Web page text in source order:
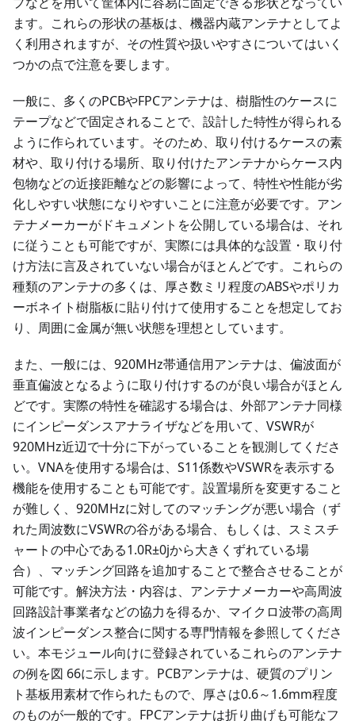
ます。これらの形状の基板は、機器内蔵アンテナとしてよ
く利用されますが、その性質や扱いやすさについてはいく
つかの点で注意を要します。
一般に、多くのPCBやFPCアンテナは、樹脂性のケースに
テープなどで固定されることで、設計した特性が得られる
ように作られています。そのため、取り付けるケースの素
材や、取り付ける場所、取り付けたアンテナからケース内
包物などの近接距離などの影響によって、特性や性能が劣
化しやすい状態になりやすいことに注意が必要です。アン
テナメーカーがドキュメントを公開している場合は、それ
に従うことも可能ですが、実際には具体的な設置・取り付
け方法に言及されていない場合がほとんどです。これらの
種類のアンテナの多くは、厚さ数ミリ程度のABSやポリカ
ーボネイト樹脂板に貼り付けて使用することを想定してお
り、周囲に金属が無い状態を理想としています。
また、一般には、920MHz帯通信用アンテナは、偏波面が
垂直偏波となるように取り付けするのが良い場合がほとん
どです。実際の特性を確認する場合は、外部アンテナ同様
にインピーダンスアナライザなどを用いて、VSWRが
920MHz近辺で十分に下がっていることを観測してくださ
い。VNAを使用する場合は、S11係数やVSWRを表示する
機能を使用することも可能です。設置場所を変更すること
が難しく、920MHzに対してのマッチングが悪い場合（ず
れた周波数にVSWRの谷がある場合、もしくは、スミスチ
ャートの中心である1.0R±0jから大きくずれている場
合）、マッチング回路を追加することで整合させることが
可能です。解決方法・内容は、アンテナメーカーや高周波
回路設計事業者などの協力を得るか、マイクロ波帯の高周
波インピーダンス整合に関する専門情報を参照してくださ
い。本モジュール向けに登録されているこれらのアンテナ
の例を図 66に示します。PCBアンテナは、硬質のプリン
ト基板用素材で作られたもので、厚さは0.6～1.6mm程度
のものが一般的です。FPCアンテナは折り曲げも可能なフ